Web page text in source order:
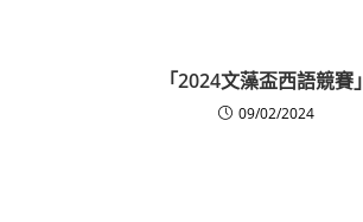
「2024文藻盃西語競賽」
09/02/2024